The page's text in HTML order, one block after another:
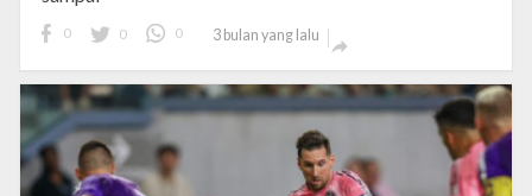
0 0 0 3 bulan yang lalu
